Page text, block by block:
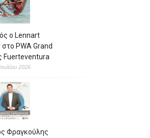
ο Lennart
PWA Grand
Fuerteventura
2026
Φραγκούλης